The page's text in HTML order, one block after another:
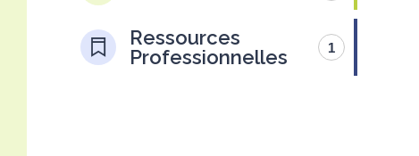
Ressources
Professionnelles
1